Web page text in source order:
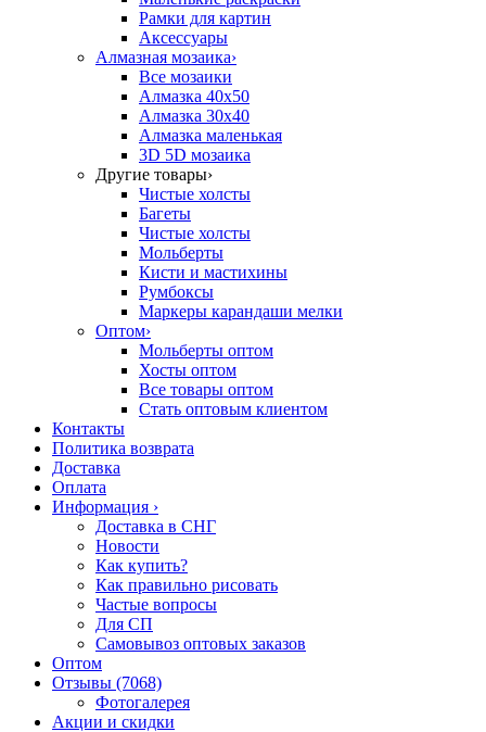
Рамки для картин
Аксессуары
Алмазная мозаика›
Все мозаики
Алмазка 40х50
Алмазка 30х40
Алмазка маленькая
3D 5D мозаика
Другие товары›
Чистые холсты
Багеты
Чистые холсты
Мольберты
Кисти и мастихины
Румбоксы
Маркеры карандаши мелки
Оптом›
Мольберты оптом
Хосты оптом
Все товары оптом
Стать оптовым клиентом
Контакты
Политика возврата
Доставка
Оплата
Информация ›
Доставка в СНГ
Новости
Как купить?
Как правильно рисовать
Частые вопросы
Для СП
Самовывоз оптовых заказов
Оптом
Отзывы (7068)
Фотогалерея
Акции и скидки